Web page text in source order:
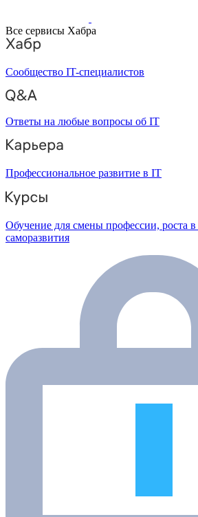
Все сервисы Хабра
Сообщество IT-специалистов
Ответы на любые вопросы об IT
Профессиональное развитие в IT
Обучение для смены профессии, роста в
саморазвития